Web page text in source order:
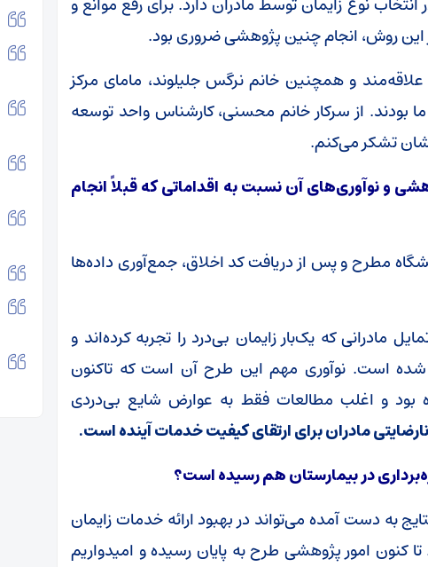
این روش، انجام چنین پژوهشی ضروری بود.
و همچنین خانم نرگس جلیلوند، مامای مرکز
بودند. از سرکار خانم محسنی، کارشناس واحد توسعه
تشکر می‌کنم.
و نوآوری‌های آن نسبت به اقداماتی که قبلاً انجام
مطرح و پس از دریافت کد اخلاق، جمع‌آوری داده‌ها
که یک‌بار زایمان بی‌درد را تجربه کرده‌اند و
است. نوآوری مهم این طرح آن است که تاکنون
بود و اغلب مطالعات فقط به عوارض شایع بی‌دردی
مادران برای ارتقای کیفیت خدمات آینده است.
در بیمارستان هم رسیده است؟
به دست آمده می‌تواند در بهبود ارائه خدمات زایمان
تا کنون امور پژوهشی طرح به پایان رسیده و امیدواریم